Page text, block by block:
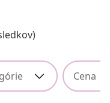
Cena